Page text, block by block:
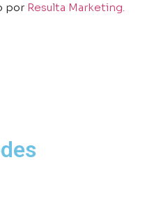
por Resulta Marketing.